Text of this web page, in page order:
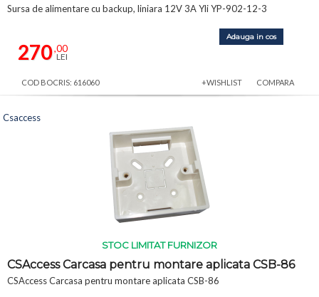
Sursa de alimentare cu backup, liniara 12V 3A Yli YP-902-12-3
270,00
LEI
Adauga in cos
COD BOCRIS: 616060 +WISHLIST COMPARA
STOC LIMITAT FURNIZOR
CSAccess Carcasa pentru montare aplicata CSB-86
CSAccess Carcasa pentru montare aplicata CSB-86
Csaccess